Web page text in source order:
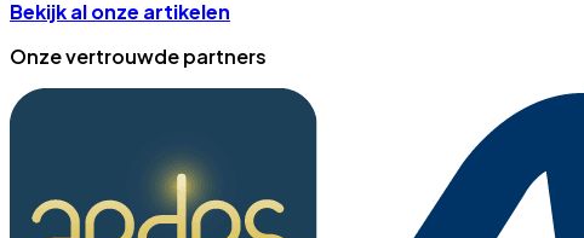
Bekijk al onze artikelen
Onze vertrouwde partners